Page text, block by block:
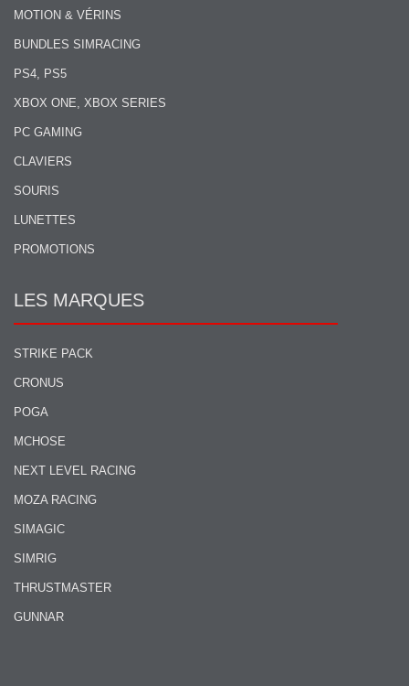
MOTION & VÉRINS
BUNDLES SIMRACING
PS4, PS5
XBOX ONE, XBOX SERIES
PC GAMING
CLAVIERS
SOURIS
LUNETTES
PROMOTIONS
LES MARQUES
STRIKE PACK
CRONUS
POGA
MCHOSE
NEXT LEVEL RACING
MOZA RACING
SIMAGIC
SIMRIG
THRUSTMASTER
GUNNAR